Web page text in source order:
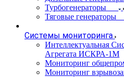
Турбогенераторы
Тяговые генераторы
Системы мониторинга
Интеллектуальная
Агрегата ИСКРА-1М
Мониторинг
Мониторинг